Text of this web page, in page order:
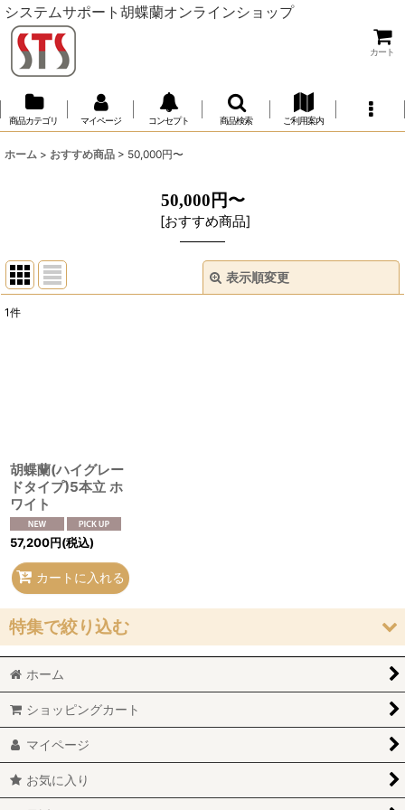
システムサポート胡蝶蘭オンラインショップ
カート
商品カテゴリ マイページ コンセプト 商品検索 ご利用案内
ホーム > おすすめ商品 > 50,000円〜
50,000円〜
[おすすめ商品]
表示順変更
1件
胡蝶蘭(ハイグレー
ドタイプ)5本立 ホ
ワイト
57,200円(税込)
カートに入れる
特集で絞り込む
20,000円〜29,999円
30,000円〜49,999円
50,000円〜
ホーム
ショッピングカート
マイページ
お気に入り